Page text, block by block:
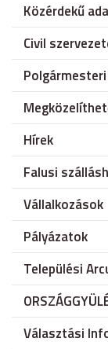
Közérdekű
Civil
Hírek
Falusi
Vállalkozások
Pályázatok
Települési
Választási